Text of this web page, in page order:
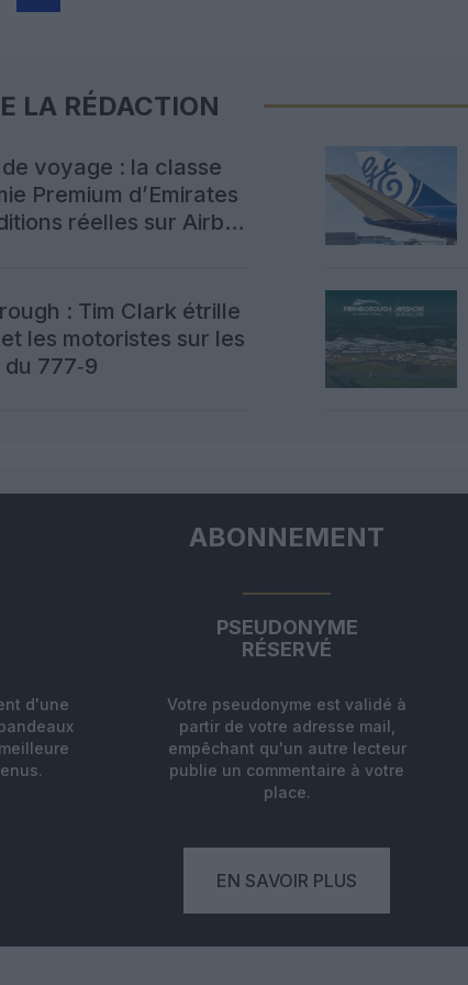
LA RÉDACTION
voyage : la classe
Premium d’Emirates
réelles sur Airbus
: Tim Clark étrille
les motoristes sur les
777‑9
ABONNEMENT
d'une
PSEUDONYME
RÉSERVÉ
Votre pseudonyme est validé à
partir de votre adresse mail,
empêchant qu'un autre lecteur
publie un commentaire à votre
place.
EN SAVOIR PLUS